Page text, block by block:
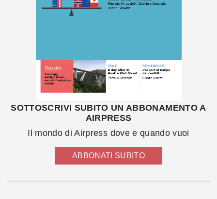
SOTTOSCRIVI SUBITO UN ABBONAMENTO A
AIRPRESS
Il mondo di Airpress dove e quando vuoi
ABBONATI SUBITO